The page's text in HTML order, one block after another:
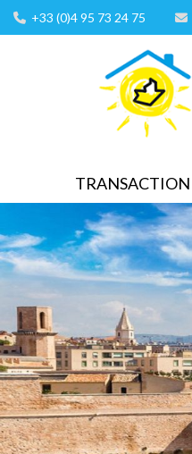
+33 (0)4 95 73 24 75
TRANSACTION